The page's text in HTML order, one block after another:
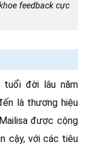
feedback cực
đời lâu năm
là thương hiệu
được cộng
cậy, với các tiêu